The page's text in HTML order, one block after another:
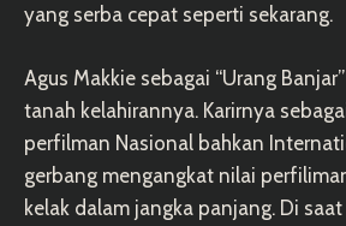
yang serba cepat seperti sekarang.
Agus Makkie sebagai “Urang
tanah kelahirannya. Karirnya
perfilman Nasional bahkan
gerbang mengangkat nilai
kelak dalam jangka panjang. Di